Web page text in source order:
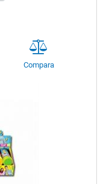
Compara